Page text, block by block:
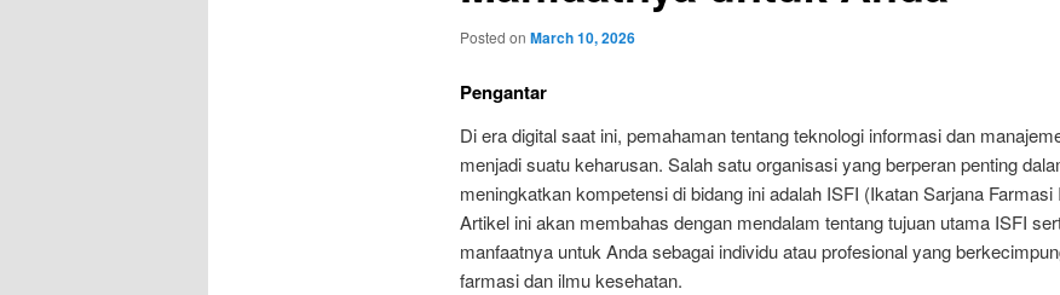
Posted on March 10, 2026
Pengantar
Di era digital saat ini, pemahaman tentang teknologi informasi dan
menjadi suatu keharusan. Salah satu organisasi yang berperan penting
meningkatkan kompetensi di bidang ini adalah ISFI (Ikatan Sarjana Farmasi
Artikel ini akan membahas dengan mendalam tentang tujuan utama ISFI
manfaatnya untuk Anda sebagai individu atau profesional yang
farmasi dan ilmu kesehatan.